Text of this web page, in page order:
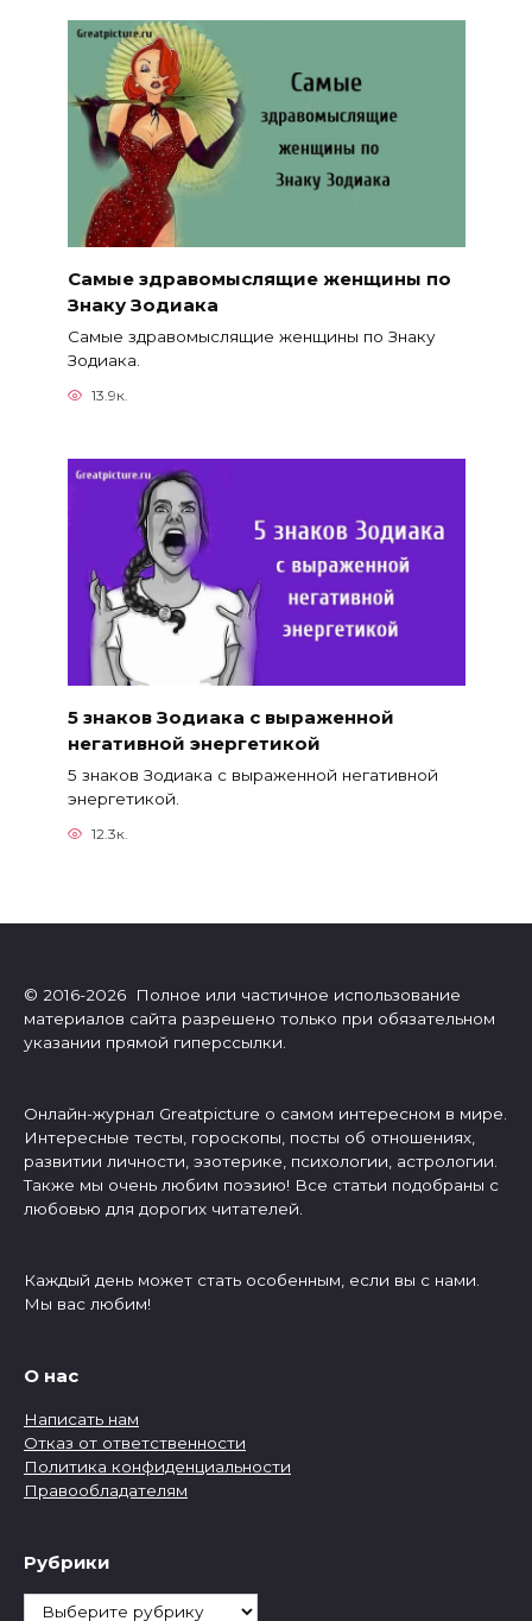
Самые здравомыслящие женщины по
Знаку Зодиака
Самые здравомыслящие женщины по Знаку
Зодиака.
13.9к.
5 знаков Зодиака с выраженной
негативной энергетикой
5 знаков Зодиака с выраженной негативной
энергетикой.
12.3к.
© 2016-2026 Полное или частичное использование
материалов сайта разрешено только при обязательном
указании прямой гиперссылки.
Онлайн-журнал Greatpicture о самом интересном в мире.
Интересные тесты, гороскопы, посты об отношениях,
развитии личности, эзотерике, психологии, астрологии.
Также мы очень любим поэзию! Все статьи подобраны с
любовью для дорогих читателей.
Каждый день может стать особенным, если вы с нами.
Мы вас любим!
О нас
Написать нам
Отказ от ответственности
Политика конфиденциальности
Правообладателям
Рубрики
Рубрики